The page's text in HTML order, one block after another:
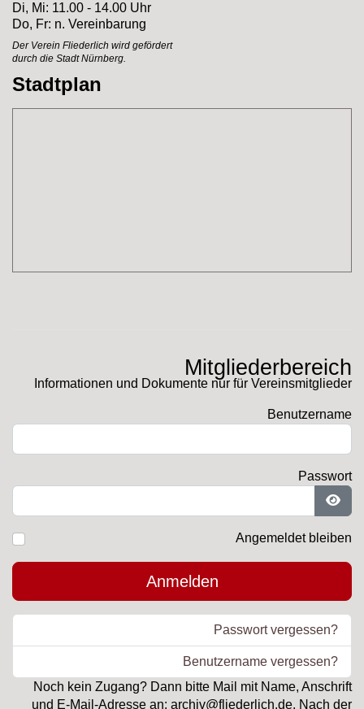
Di, Mi: 11.00 - 14.00 Uhr
Do, Fr: n. Vereinbarung
Der Verein Fliederlich wird gefördert
durch die Stadt Nürnberg.
Stadtplan
Mitgliederbereich
Informationen und Dokumente nur für Vereinsmitglieder
Benutzername
Passwort
Angemeldet bleiben
Anmelden
Passwort vergessen?
Benutzername vergessen?
Noch kein Zugang? Dann bitte Mail mit Name, Anschrift
und E-Mail-Adresse an: archiv@fliederlich.de. Nach der